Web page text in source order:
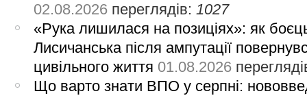
02.08.2026 переглядів:1027
«Рука лишилася на позиціях»: як
Лисичанська після ампутації
цивільного життя 01.08.2026
Що варто знати ВПО у серпні: